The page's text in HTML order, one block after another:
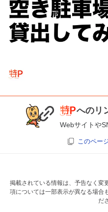
へのリ
Webサイトや
このペー
掲載されている情報は、予告なく変
項については一部表示が異なる場合
だ